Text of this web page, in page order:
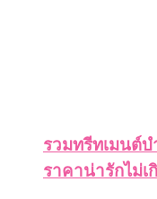
รวมทรีทเมนต์
ราคาน่ารักไม่เ